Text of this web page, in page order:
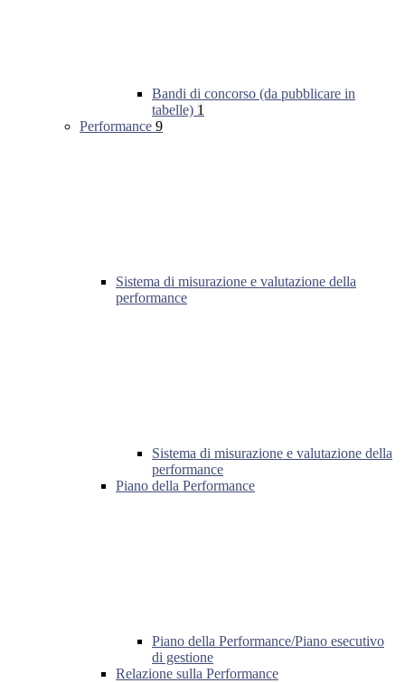
Bandi di concorso (da pubblicare in
tabelle) 1
Performance 9
Sistema di misurazione e valutazione della
performance
Sistema di misurazione e valutazione della
performance
Piano della Performance
Piano della Performance/Piano esecutivo
di gestione
Relazione sulla Performance